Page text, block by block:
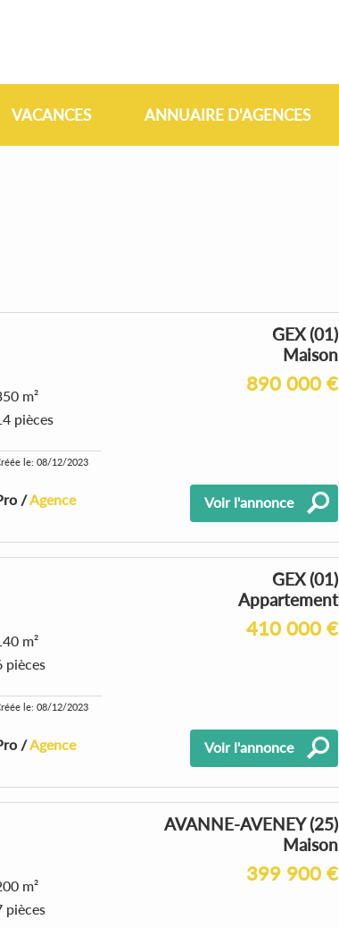
VACANCES ANNUAIRE D'AGENCES
GEX (01)
Maison
890 000 €
m²
pièces
le: 08/12/2023
/Agence Voir l'annonce
GEX (01)
Appartement
410 000 €
m²
pièces
le: 08/12/2023
/Agence Voir l'annonce
AVANNE-AVENEY (25)
Maison
399 900 €
m²
pièces